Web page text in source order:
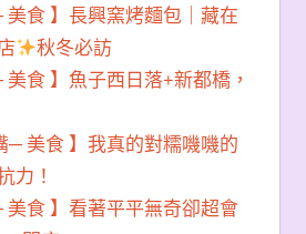
美食 】長興窯烤麵包｜藏在
秋冬必訪
美食 】魚子西日落+新都橋，
─ 美食 】我真的對糯嘰嘰的
力！
美食 】看著平平無奇卻超會